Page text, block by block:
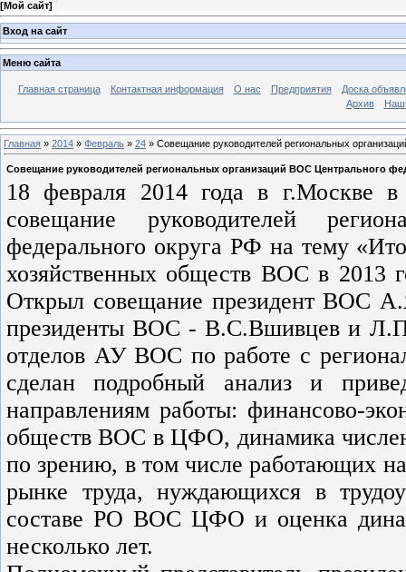
[Мой сайт]
Вход на сайт
Меню сайта
Главная страница Контактная информация О нас Предприятия
Доска
Архив
Главная » 2014 » Февраль » 24 » Совещание руководителей региональных
Совещание руководителей региональных организаций ВОС Центрального
18 февраля 2014 года в
совещание руководителей
федерального округа РФ на тему
хозяйственных обществ ВОС в 2013
Открыл совещание президент ВОС
президенты ВОС - В.С.Вшивцев и
отделов АУ ВОС по работе с
сделан подробный анализ и
направлениям работы: финансово-
обществ ВОС в ЦФО, динамика
по зрению, в том числе работающих
рынке труда, нуждающихся в
составе РО ВОС ЦФО и оценка
несколько лет.